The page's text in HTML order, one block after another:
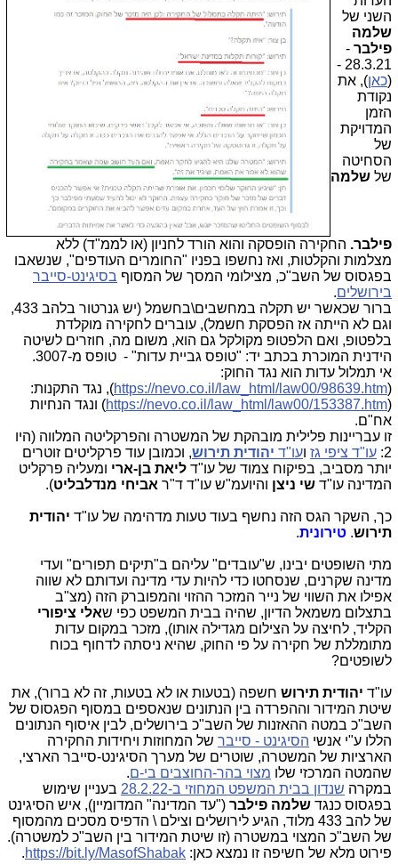
השני של
שלמה
פילבר -
28.3.21 -
(כאן), את
נקודת
הזמן
המדויקת
של
הסחיטה
של שלמה
פילבר. החקירה הופסקה והוא הורד לחניון (או לממ"ד) ללא
מצלמות והקלטות, ואז נחשפו בפניו "החומרים העודפים", שנשאבו
בפגסוס של השב"כ, מצילומי המסך של המסוף בסיגינט-סייבר
בירושלים.
ברור שכאשר יש תקלה במחשבים\בחשמל (יש גנרטור בלהב 433,
וגם לא הייתה אז הפסקת חשמל), עוברים לחקירה מוקלדת
בלפטופ, ואם הלפטופ מקולקל גם הוא, משום מה, חוזרים לשיטה
הידנית המוכרת בכתב יד: "טופס גביית עדות" - טופס מ-3007.
אי תמלול עדות הוא נגד החוק:
(
https://nevo.co.il/law_html/law00/98639.htm), נגד התקנות:
(
https://nevo.co.il/law_html/law00/153387.htm) ונגד הנחיות
אח"ם.
זו עבריינות פלילית מובהקת של המשטרה והפרקליטה המלווה (היו
2: עו"ד ציפי גז ועו"ד יהודית תירוש, וכמובן עוד פרקליטים זוטרים
יותר מסביב, בפיקוח צמוד של עו"ד ליאת בן-ארי ומעליה פרקליט
המדינה עו"ד שי ניצן והיועמ"ש עו"ד ד"ר אביחי מנדלבליט).
כך, השקר הגס הזה נחשף בעוד טעות מדהימה של עו"ד יהודית
תירוש. טירונית.
מתי השופטים יבינו, ש"עובדים" עליהם ב"תיקים תפורים" ועדי
מדינה שקרנים, שנסחטו כדי להיות עדי מדינה ועדותם לא שווה
אפילו את השווי של נייר המזכר ההזוי והמפוברק הזה (מצ"ב
בתצלום משמאל הדיון, שהיה בבית המשפט כפי שאלי ציפורי
הקליד, לחיצה על הצילום מגדילה אותו), מזכר במקום עדות
מתומללת של חקירה על פי החוק, שהיא ניסתה לדחוף בכוח
לשופטים?
עו"ד יהודית תירוש חשפה (בטעות או לא בטעות, זה לא ברור), את
שיטת המידור וההפרדה בין הנתונים שנאספים במסוף הפגסוס של
השב"כ במטה ההאזנות של השב"כ בירושלים, לבין איסוף הנתונים
הללו ע"י אנשי הסיגינט - סייבר של המחוזות ויחידות החקירה
הארציות של המשטרה, שוטרים של מערך הסיגינט-סייבר הארצי,
שהמטה המרכזי שלו מצוי בהר-החוצבים בי-ם.
במקרה שנדון בבית המשפט המחוזי ב-28.2.22
בעניין שימוש
בפגסוס כנגד שלמה פילבר ("עד המדינה" המדומיין), איש הסיגינט
של להב 433 מלוד, הגיע לירושלים וצילם \ הדפיס מסכים מהמסוף
של השב"כ המצוי במשטרה (זו שיטת המידור בין השב"כ למשטרה).
פירוט מלא של חשיפה זו נמצא כאן: https://bit.ly/MasofShabak
.